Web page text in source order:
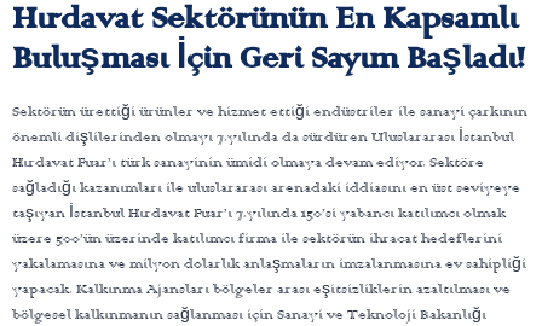
Hırdavat Sektörünün En Kapsamlı
Buluşması İçin Geri Sayım Başladı!
Sektörün ürettiği ürünler ve hizmet ettiği endüstriler ile sanayi çarkının
önemli dişlilerinden olmayı 7.yılında da sürdüren Uluslararası İstanbul
Hırdavat Fuar’ı türk sanayinin ümidi olmaya devam ediyor. Sektöre
sağladığı kazanımları ile uluslararası arenadaki iddiasını en üst seviyeye
taşıyan İstanbul Hırdavat Fuar’ı 7.yılında 150’si yabancı katılımcı olmak
üzere 500’ün üzerinde katılımcı firma ile sektörün ihracat hedeflerini
yakalamasına ve milyon dolarlık anlaşmaların imzalanmasına ev sahipliği
yapacak. Kalkınma Ajansları bölgeler arası eşitsizliklerin azaltılması ve
bölgesel kalkınmanın sağlanması için Sanayi ve Teknoloji Bakanlığı